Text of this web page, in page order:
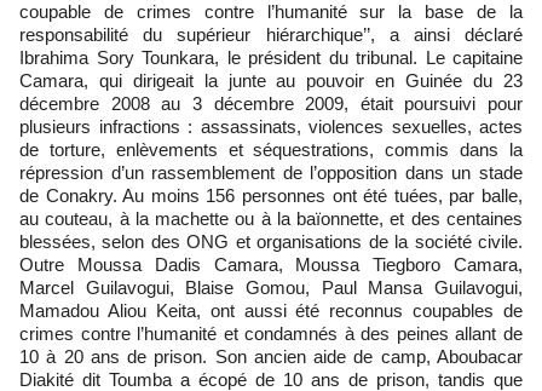
coupable de crimes contre l’humanité sur la base de la
responsabilité du supérieur hiérarchique’’, a ainsi déclaré
Ibrahima Sory Tounkara, le président du tribunal. Le capitaine
Camara, qui dirigeait la junte au pouvoir en Guinée du 23
décembre 2008 au 3 décembre 2009, était poursuivi pour
plusieurs infractions : assassinats, violences sexuelles, actes
de torture, enlèvements et séquestrations, commis dans la
répression d’un rassemblement de l’opposition dans un stade
de Conakry. Au moins 156 personnes ont été tuées, par balle,
au couteau, à la machette ou à la baïonnette, et des centaines
blessées, selon des ONG et organisations de la société civile.
Outre Moussa Dadis Camara, Moussa Tiegboro Camara,
Marcel Guilavogui, Blaise Gomou, Paul Mansa Guilavogui,
Mamadou Aliou Keita, ont aussi été reconnus coupables de
crimes contre l’humanité et condamnés à des peines allant de
10 à 20 ans de prison. Son ancien aide de camp, Aboubacar
Diakité dit Toumba a écopé de 10 ans de prison, tandis que